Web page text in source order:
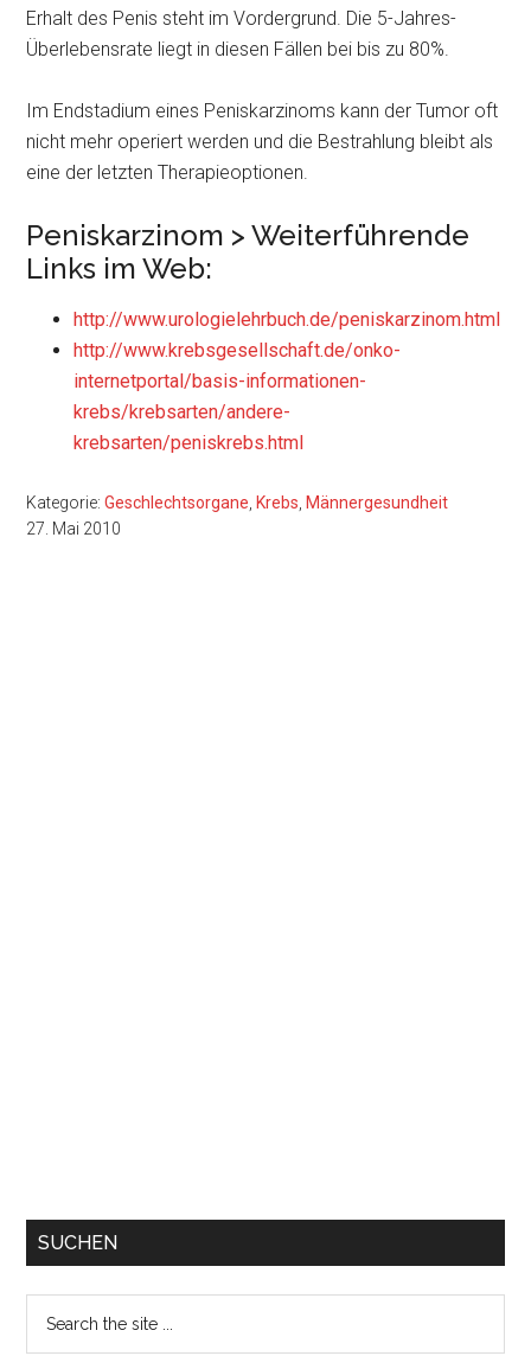
Erhalt des Penis steht im Vordergrund. Die 5-Jahres-
Überlebensrate liegt in diesen Fällen bei bis zu 80%.
Im Endstadium eines Peniskarzinoms kann der Tumor oft
nicht mehr operiert werden und die Bestrahlung bleibt als
eine der letzten Therapieoptionen.
Peniskarzinom > Weiterführende
Links im Web:
http://www.urologielehrbuch.de/peniskarzinom.html
http://www.krebsgesellschaft.de/onko-
internetportal/basis-informationen-
krebs/krebsarten/andere-
krebsarten/peniskrebs.html
Kategorie:Geschlechtsorgane Krebs Männergesundheit
27. Mai 2010
SUCHEN